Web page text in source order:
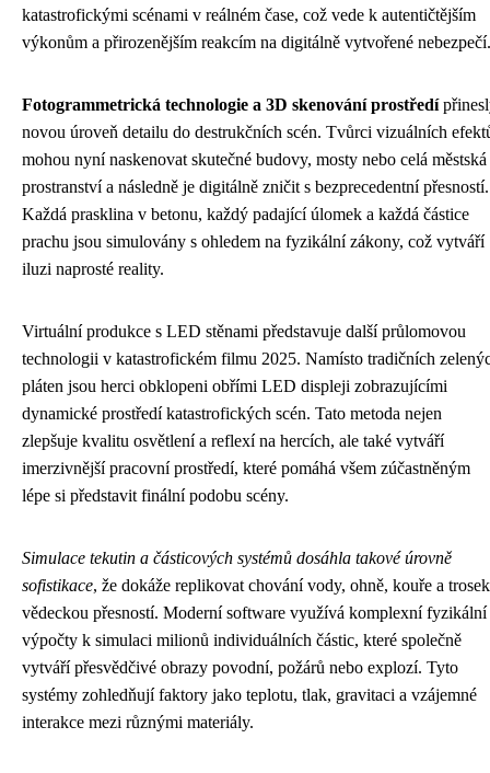
katastrofickými scénami v reálném čase, což vede k autentičtějším
výkonům a přirozenějším reakcím na digitálně vytvořené nebezpečí.
Fotogrammetrická technologie a 3D skenování prostředí
novou úroveň detailu do destrukčních scén. Tvůrci vizuálních
mohou nyní naskenovat skutečné budovy, mosty nebo celá městská
prostranství a následně je digitálně zničit s bezprecedentní přesností.
Každá prasklina v betonu, každý padající úlomek a každá částice
prachu jsou simulovány s ohledem na fyzikální zákony, což vytváří
iluzi naprosté reality.
Virtuální produkce s LED stěnami představuje další průlomovou
technologii v katastrofickém filmu 2025. Namísto tradičních
pláten jsou herci obklopeni obřími LED displeji zobrazujícími
dynamické prostředí katastrofických scén. Tato metoda nejen
zlepšuje kvalitu osvětlení a reflexí na hercích, ale také vytváří
imerzivnější pracovní prostředí, které pomáhá všem zúčastněným
lépe si představit finální podobu scény.
Simulace tekutin a částicových systémů dosáhla takové úrovně
sofistikace, že dokáže replikovat chování vody, ohně, kouře a
vědeckou přesností. Moderní software využívá komplexní fyzikální
výpočty k simulaci milionů individuálních částic, které společně
vytváří přesvědčivé obrazy povodní, požárů nebo explozí. Tyto
systémy zohledňují faktory jako teplotu, tlak, gravitaci a vzájemné
interakce mezi různými materiály.